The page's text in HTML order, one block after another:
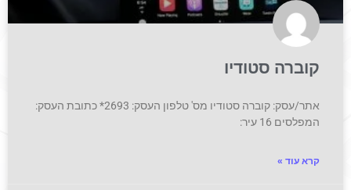
קוברה סטודיו
אתר/עסק: קוברה סטודיו מס' טלפון העסק: 2693* כתובת העסק:
המפלסים 16 עיר:
קרא עוד »